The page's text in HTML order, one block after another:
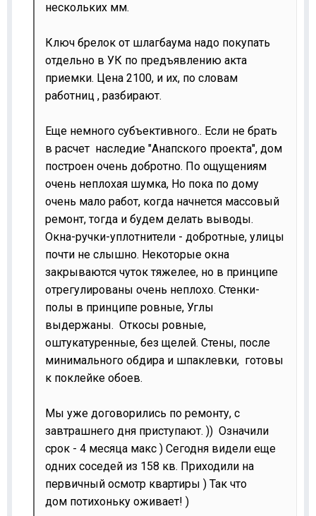
нескольких мм.
Ключ брелок от шлагбаума надо покупать
отдельно в УК по предъявлению акта
приемки. Цена 2100, и их, по словам
работниц , разбирают.
Еще немного субъективного.. Если не брать
в расчет наследие "Анапского проекта", дом
построен очень добротно. По ощущениям
очень неплохая шумка, Но пока по дому
очень мало работ, когда начнется массовый
ремонт, тогда и будем делать выводы.
Окна-ручки-уплотнители - добротные, улицы
почти не слышно. Некоторые окна
закрываются чуток тяжелее, но в принципе
отрегулированы очень неплохо. Стенки-
полы в принципе ровные, Углы
выдержаны. Откосы ровные,
оштукатуренные, без щелей. Стены, после
минимального обдира и шпаклевки, готовы
к поклейке обоев.
Мы уже договорились по ремонту, с
завтрашнего дня приступают. )) Означили
срок - 4 месяца макс ) Сегодня видели еще
одних соседей из 158 кв. Приходили на
первичный осмотр квартиры ) Так что
дом потихоньку оживает! )